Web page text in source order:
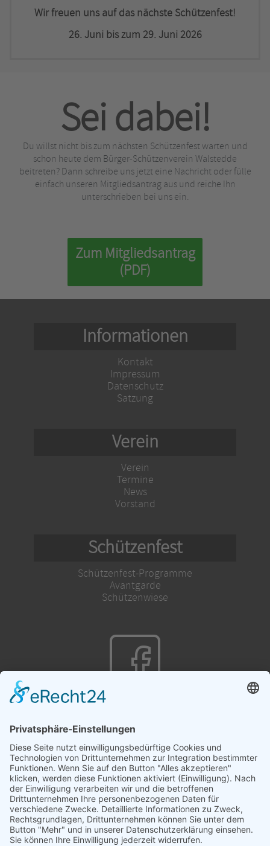
Wir freuen uns auf das nächste Schützenfest!
26. Juni bis zum 29. Juni 2026
Sei dabei!
Du willst nicht bis zum nächsten Schützenfest warten und
schon heute dem Bürger-Schützenverein Walstedde
beitreten? Dann schreibe uns jetzt eine Nachricht oder fülle
einfach unseren Mitgliedsantrag aus und reiche Ihn
unterschrieben bei uns ein.
Zum Mitgliedsantrag
(PDF)
Informationen
Kontakt
Impressum
Datenschutz
Satzung
Verein
Verein
Termine
News
Vorstand
Schützenfest
Schützenfest-Programme
Avantgarde
Schützenwiese